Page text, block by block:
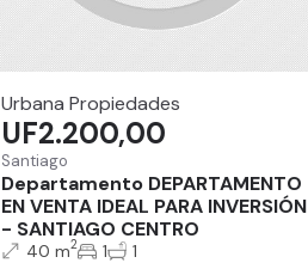
Urbana Propiedades
Santiago
Departamento DEPARTAMENTO
EN VENTA IDEAL PARA INVERSIÓN
- SANTIAGO CENTRO
UF2.200,00
40 m2 1 1